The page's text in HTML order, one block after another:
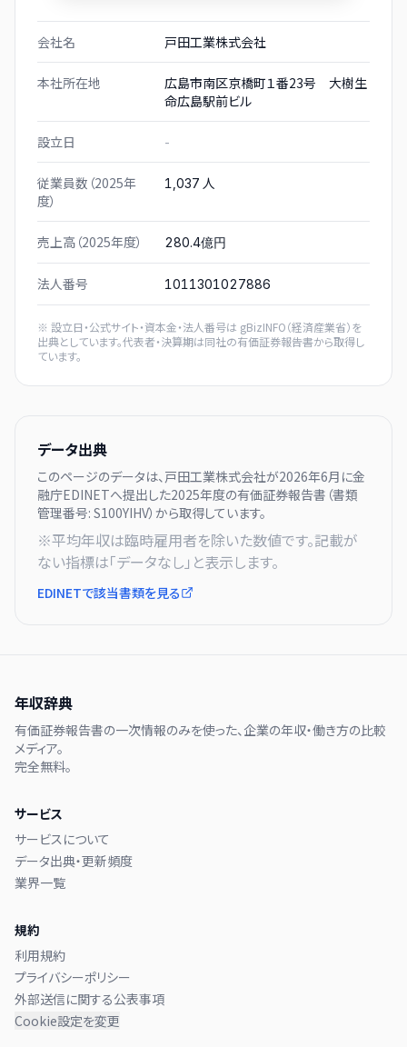
会社名 戸田工業株式会社
本社所在地
広島市南区京橋町１番23号 大樹生
命広島駅前ビル
設立日 -
従業員数（2025年
度）
1,037 人
売上高（2025年度） 280.4億円
法人番号 1011301027886
※ 設立日・公式サイト・資本金・法人番号は gBizINFO（経済産業省）を
出典としています。代表者・決算期は同社の有価証券報告書から取得し
ています。
データ出典
このページのデータは、戸田工業株式会社が2026年6月に金
融庁EDINETへ提出した2025年度の有価証券報告書（書類
管理番号: S100YIHV）から取得しています。
※平均年収は臨時雇用者を除いた数値です。記載が
ない指標は「データなし」と表示します。
EDINETで該当書類を見る
年収辞典
有価証券報告書の一次情報のみを使った、企業の年収・働き方の比較
メディア。
完全無料。
サービス
サービスについて
データ出典・更新頻度
業界一覧
規約
利用規約
プライバシーポリシー
外部送信に関する公表事項
Cookie設定を変更